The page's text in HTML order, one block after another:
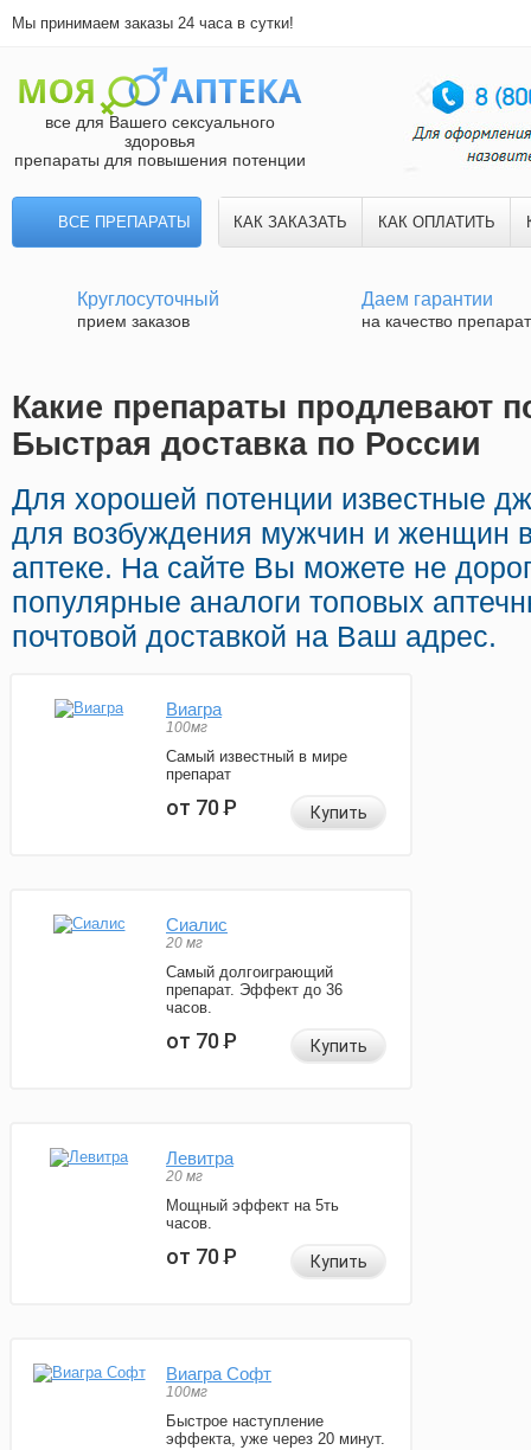
Мы принимаем заказы 24 часа в сутки!
все для Вашего сексуального
здоровья
препараты для повышения потенции
ВСЕ ПРЕПАРАТЫ КАК ЗАКАЗАТЬ КАК ОПЛАТИТЬ
Круглосуточный
прием заказов
Даем гарантии
на качество
Какие препараты продлевают
Быстрая доставка по России
Для хорошей потенции известные
для возбуждения мужчин и женщин
аптеке. На сайте Вы можете не
популярные аналоги топовых
почтовой доставкой на Ваш адрес.
Виагра
100мг
Самый известный в мире
препарат
от 70Р Купить
Сиалис
20 мг
Самый долгоиграющий
препарат. Эффект до 36
часов.
от 70Р Купить
Левитра
20 мг
Мощный эффект на 5ть
часов.
от 70Р Купить
Виагра Софт
100мг
Быстрое наступление
эффекта, уже через 20 минут.